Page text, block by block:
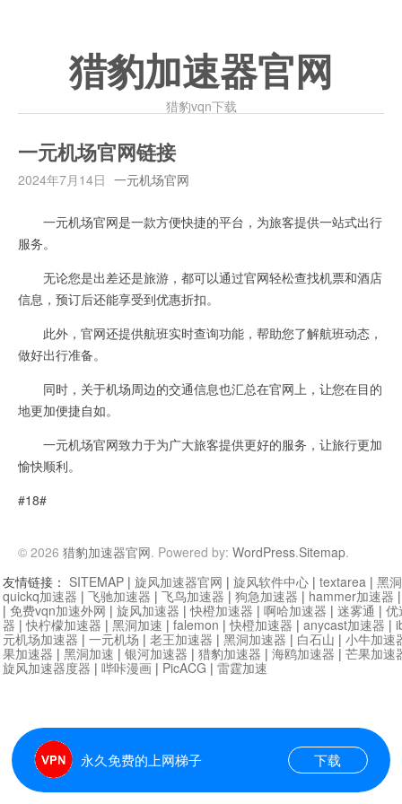
猎豹加速器官网
猎豹vqn下载
一元机场官网链接
2024年7月14日 一元机场官网
一元机场官网是一款方便快捷的平台，为旅客提供一站式出行
服务。
无论您是出差还是旅游，都可以通过官网轻松查找机票和酒店
信息，预订后还能享受到优惠折扣。
此外，官网还提供航班实时查询功能，帮助您了解航班动态，
做好出行准备。
同时，关于机场周边的交通信息也汇总在官网上，让您在目的
地更加便捷自如。
一元机场官网致力于为广大旅客提供更好的服务，让旅行更加
愉快顺利。
#18#
© 2026 猎豹加速器官网. Powered by: WordPress.Sitemap.
永久免费的上网梯子 下载
友情链接： SITEMAP | 旋风加速器官网 | 旋风软件中心 | textarea | 黑
quickq加速器 | 飞驰加速器 | 飞鸟加速器 | 狗急加速器 | hammer加速器
| 免费vqn加速外网 | 旋风加速器 |快橙加速器 | 啊哈加速器 | 迷雾通 | 优
器 |快柠檬加速器 | 黑洞加速 | falemon |快橙加速器 | anycast加速器 |
元机场加速器 | 一元机场 | 老王加速器 | 黑洞加速器 | 白石山 | 小牛加速
果加速器 | 黑洞加速 | 银河加速器 | 猎豹加速器 | 海鸥加速器 | 芒果加速
旋风加速器度器 | 哔咔漫画 | PicACG | 雷霆加速